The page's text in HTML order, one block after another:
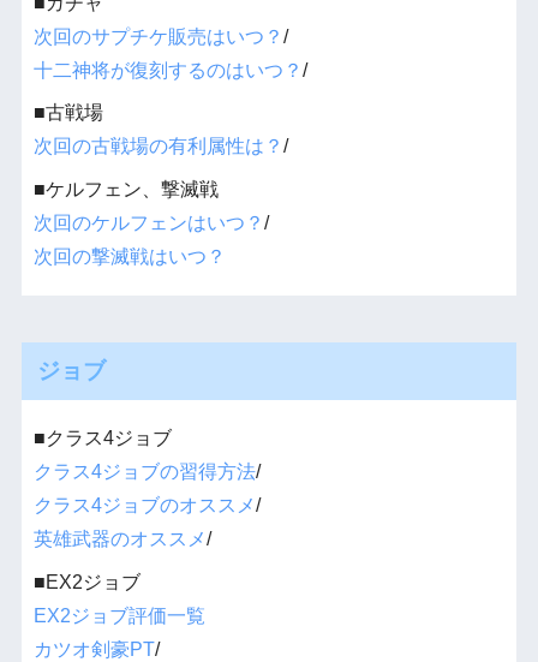
次回のサプチケ販売はいつ？ /
十二神将が復刻するのはいつ？ /
■古戦場
次回の古戦場の有利属性は？ /
■ケルフェン、撃滅戦
次回のケルフェンはいつ？ /
次回の撃滅戦はいつ？
ジョブ
■クラス4ジョブ
クラス4ジョブの習得方法/
クラス4ジョブのオススメ/
英雄武器のオススメ/
■EX2ジョブ
EX2ジョブ評価一覧
カツオ剣豪PT/